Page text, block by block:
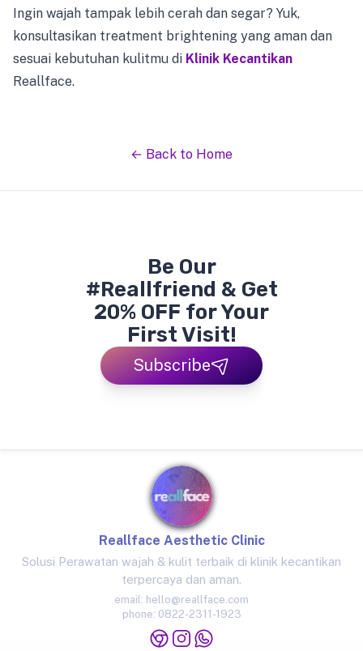
Ingin wajah tampak lebih cerah dan segar? Yuk,
konsultasikan treatment brightening yang aman dan
sesuai kebutuhan kulitmu di Klinik Kecantikan
Reallface.
← Back to Home
Be Our
#Reallfriend & Get
20% OFF for Your
First Visit!
Subscribe
Reallface Aesthetic Clinic
Solusi Perawatan wajah & kulit terbaik di klinik kecantikan
terpercaya dan aman.
email: hello@reallface.com
phone: 0822-2311-1923